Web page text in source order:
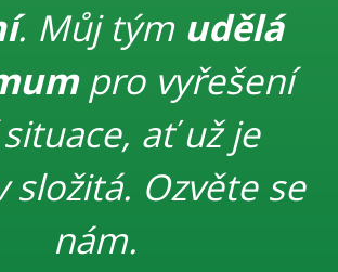
. Můj tým udělá
pro vyřešení
ať už je
složitá. Ozvěte se
nám.